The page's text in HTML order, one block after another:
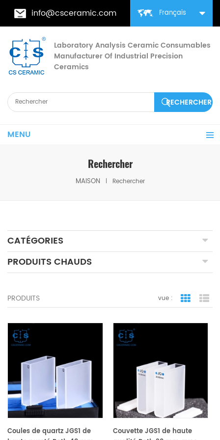
Français
info@csceramic.com
Laboratory Analysis Ceramic Consumables
Manufacturer Of Industrial Precision
Ceramics
MENU
Rechercher
MAISON Rechercher
CATÉGORIES
PRODUITS CHAUDS
PRODUITS vue : vue de
Coules de quartz JGS1 de
Couvette JGS1 de haute